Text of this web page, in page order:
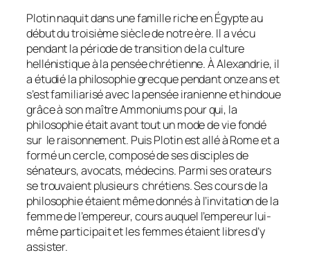
Plotin naquit dans une famille riche en Égypte au
début du troisième siècle de notre ère. Il a vécu
pendant la période de transition de la culture
hellénistique à la pensée chrétienne. À Alexandrie, il
a étudié la philosophie grecque pendant onze ans et
s’est familiarisé avec la pensée iranienne et hindoue
grâce à son maître Ammoniums pour qui, la
philosophie était avant tout un mode de vie fondé
sur le raisonnement. Puis Plotin est allé à Rome et a
formé un cercle, composé de ses disciples de
sénateurs, avocats, médecins. Parmi ses orateurs
se trouvaient plusieurs chrétiens. Ses cours de la
philosophie étaient même donnés à l’invitation de la
femme de l’empereur, cours auquel l’empereur lui-
même participait et les femmes étaient libres d’y
assister.